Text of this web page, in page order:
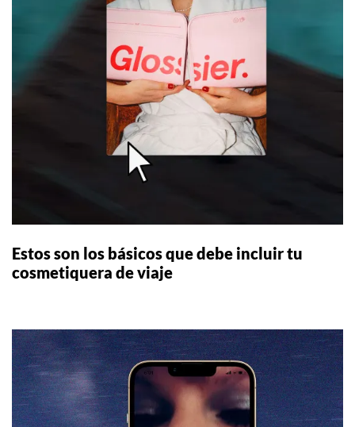
Estos son los básicos que debe incluir tu
cosmetiquera de viaje